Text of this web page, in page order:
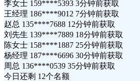
李女士 159****5393 3分钟前获取
王经理 186****9012 7分钟前获取
赵总 135****7688 12分钟前获取
刘先生 139****7889 18分钟前获取
陈女士 158****1887 25分钟前获取
杨经理 187****6696 30分钟前获取
周总 136****0539 35分钟前获取
今日还剩 12个名额